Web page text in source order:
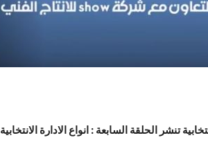
تنشر الحلقة السابعة : انواع الادارة الانتخابية